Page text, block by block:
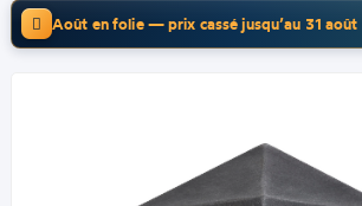
Août en folie — prix cassé jusqu’au 31 août